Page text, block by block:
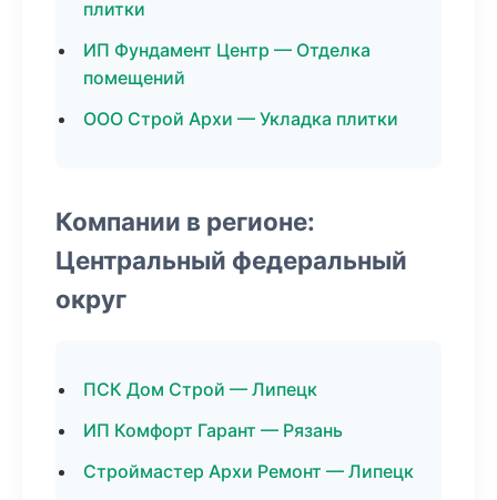
плитки
ИП Фундамент Центр — Отделка
помещений
ООО Строй Архи — Укладка плитки
Компании в регионе:
Центральный федеральный
округ
ПСК Дом Строй — Липецк
ИП Комфорт Гарант — Рязань
Строймастер Архи Ремонт — Липецк